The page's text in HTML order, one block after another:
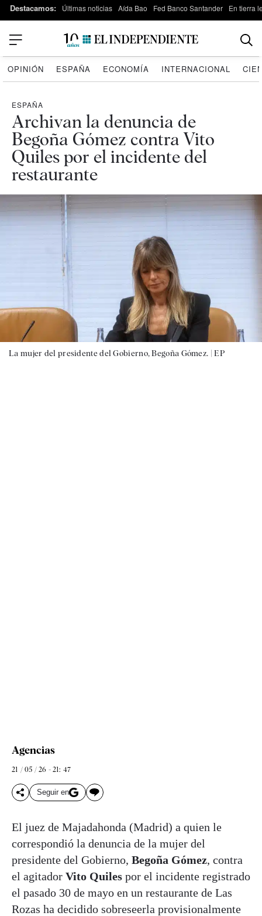
Destacamos: Últimas noticias Aída Bao Fed Banco Santander En tierra
OPINIÓN ESPAÑA ECONOMÍA INTERNACIONAL
ESPAÑA
Archivan la denuncia de
Begoña Gómez contra Vito
Quiles por el incidente del
restaurante
La mujer del presidente del Gobierno, Begoña Gómez. |EP
Agencias
21 / 05 / 26 - 21: 47
Seguir en
El juez de Majadahonda (Madrid) a quien le
correspondió la denuncia de la mujer del
presidente del Gobierno, Begoña Gómez, contra
el agitador Vito Quiles por el incidente registrado
el pasado 30 de mayo en un restaurante de Las
Rozas ha decidido sobreseerla provisionalmente